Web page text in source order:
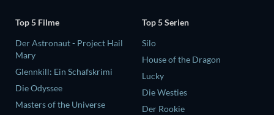
Top 5 Filme
Der Astronaut - Project Hail
Mary
Glennkill: Ein Schafskrimi
Die Odyssee
Masters of the Universe
Top 5 Serien
Silo
House of the Dragon
Lucky
Die Westies
Der Rookie